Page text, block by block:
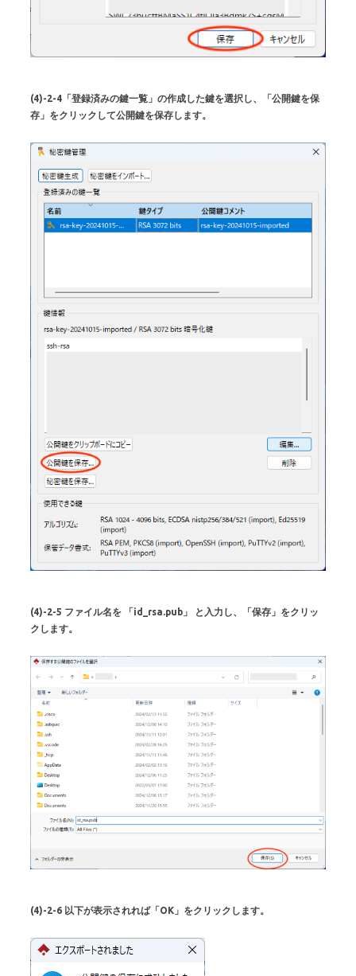
(4)-2-4「登録済みの鍵一覧」の作成した鍵を選択し、「公開鍵を保
存」をクリックして公開鍵を保存します。
(4)-2-5 ファイル名を 「id_rsa.pub」 と入力し、「保存」をクリッ
クします。
(4)-2-6 以下が表示されれば「OK」をクリックします。